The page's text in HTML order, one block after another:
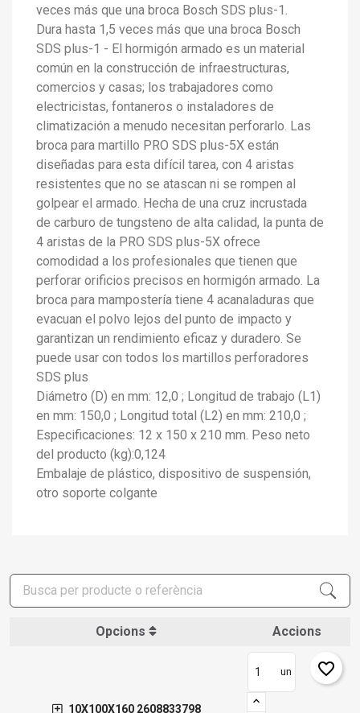
veces más que una broca Bosch SDS plus-1.
Dura hasta 1,5 veces más que una broca Bosch
SDS plus-1 - El hormigón armado es un material
común en la construcción de infraestructuras,
comercios y casas; los trabajadores como
electricistas, fontaneros o instaladores de
climatización a menudo necesitan perforarlo. Las
broca para martillo PRO SDS plus-5X están
diseñadas para esta difícil tarea, con 4 aristas
resistentes que no se atascan ni se rompen al
golpear el armado. Hecha de una cruz incrustada
de carburo de tungsteno de alta calidad, la punta de
4 aristas de la PRO SDS plus-5X ofrece
comodidad a los profesionales que tienen que
perforar orificios precisos en hormigón armado. La
broca para mampostería tiene 4 acanaladuras que
evacuan el polvo lejos del punto de impacto y
garantizan un rendimiento eficaz y duradero. Se
puede usar con todos los martillos perforadores
SDS plus
Diámetro (D) en mm: 12,0 ; Longitud de trabajo (L1)
en mm: 150,0 ; Longitud total (L2) en mm: 210,0 ;
Especificaciones: 12 x 150 x 210 mm. Peso neto
del producto (kg):0,124
Embalaje de plástico, dispositivo de suspensión,
otro soporte colgante
Opcions Accions
10X100X160 2608833798
un favorite_border